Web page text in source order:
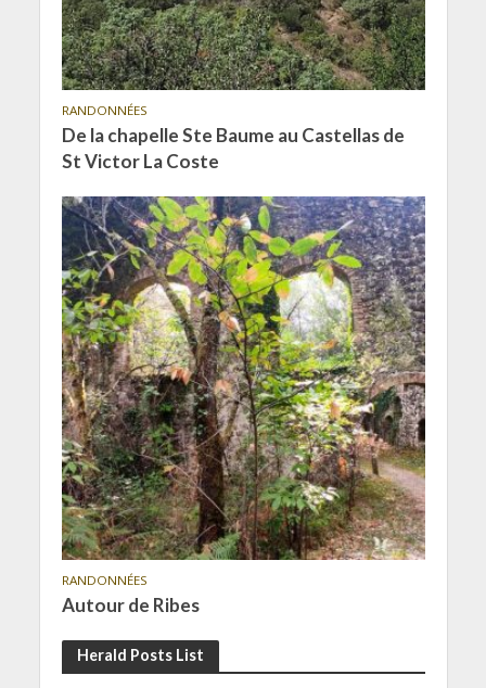
RANDONNÉES
De la chapelle Ste Baume au Castellas de
St Victor La Coste
RANDONNÉES
Autour de Ribes
Herald Posts List